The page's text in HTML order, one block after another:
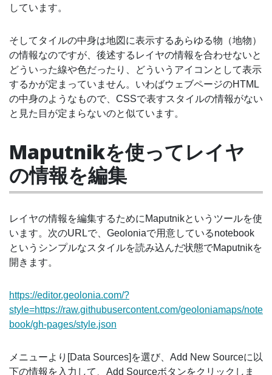
しています。
そしてタイルの中身は地図に表示するあらゆる物（地物）
の情報なのですが、後述するレイヤの情報を合わせないと
どういった線や色だったり、どういうアイコンとして表示
するかが定まっていません。いわばウェブページのHTML
の中身のようなもので、CSSで表すスタイルの情報がない
と見た目が定まらないのと似ています。
Maputnikを使ってレイヤ
の情報を編集
レイヤの情報を編集するためにMaputnikというツールを使
います。次のURLで、Geoloniaで用意しているnotebook
というシンプルなスタイルを読み込んだ状態でMaputnikを
開きます。
https://editor.geolonia.com/?
style=https://raw.githubusercontent.com/geoloniamaps/note
book/gh-pages/style.json
メニューより[Data Sources]を選び、Add New Sourceに以
下の情報を入力して、Add Sourceボタンをクリックしま